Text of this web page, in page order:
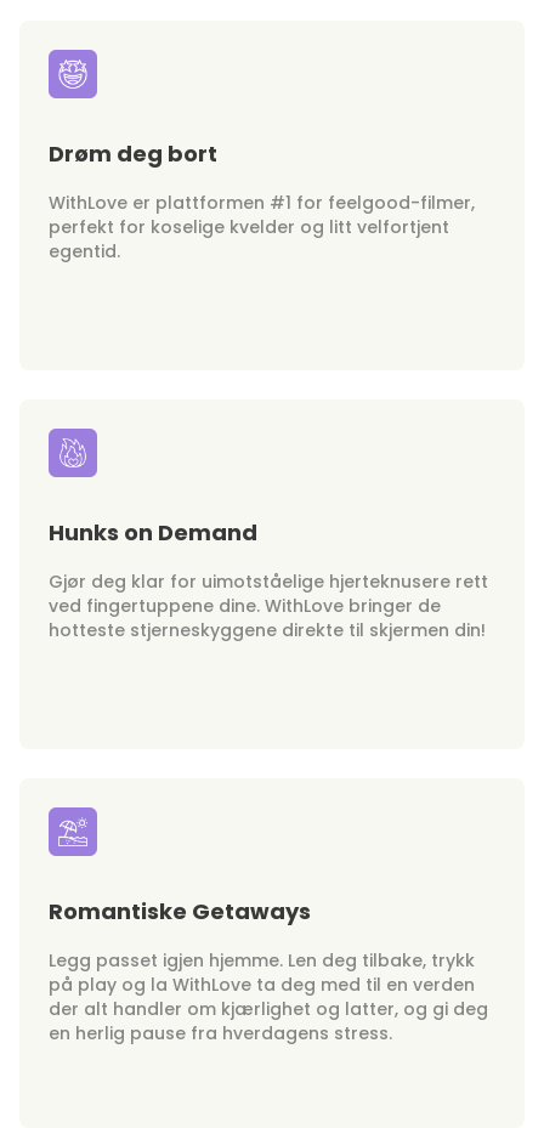
Drøm deg bort
WithLove er plattformen #1 for feelgood-filmer,
perfekt for koselige kvelder og litt velfortjent
egentid.
Hunks on Demand
Gjør deg klar for uimotståelige hjerteknusere rett
ved fingertuppene dine. WithLove bringer de
hotteste stjerneskyggene direkte til skjermen din!
Romantiske Getaways
Legg passet igjen hjemme. Len deg tilbake, trykk
på play og la WithLove ta deg med til en verden
der alt handler om kjærlighet og latter, og gi deg
en herlig pause fra hverdagens stress.